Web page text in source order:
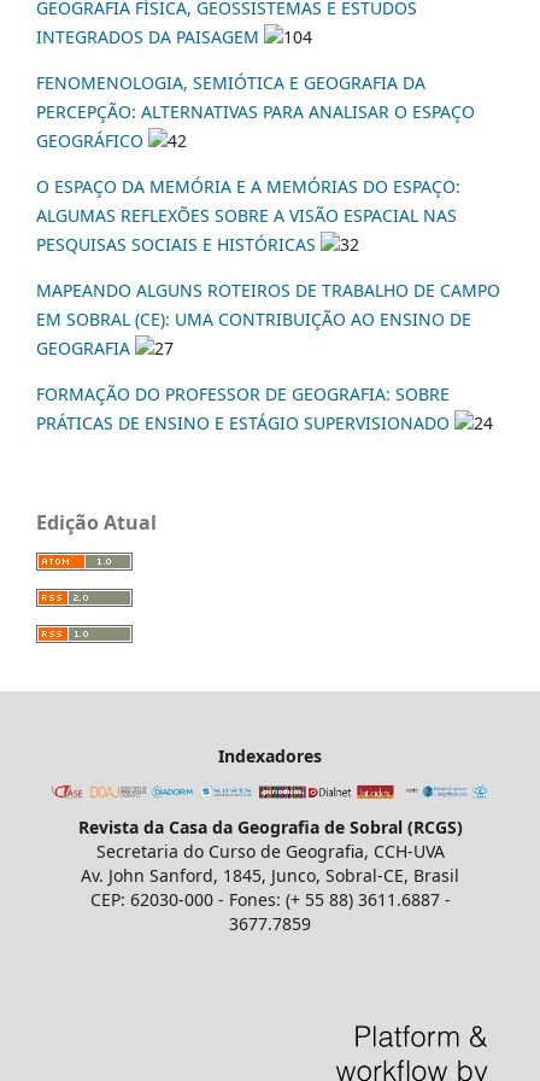
GEOGRAFIA FÍSICA, GEOSSISTEMAS E ESTUDOS
INTEGRADOS DA PAISAGEM
104
FENOMENOLOGIA, SEMIÓTICA E GEOGRAFIA DA
PERCEPÇÃO: ALTERNATIVAS PARA ANALISAR O ESPAÇO
GEOGRÁFICO
42
O ESPAÇO DA MEMÓRIA E A MEMÓRIAS DO ESPAÇO:
ALGUMAS REFLEXÕES SOBRE A VISÃO ESPACIAL NAS
PESQUISAS SOCIAIS E HISTÓRICAS
32
MAPEANDO ALGUNS ROTEIROS DE TRABALHO DE CAMPO
EM SOBRAL (CE): UMA CONTRIBUIÇÃO AO ENSINO DE
GEOGRAFIA
27
FORMAÇÃO DO PROFESSOR DE GEOGRAFIA: SOBRE
PRÁTICAS DE ENSINO E ESTÁGIO SUPERVISIONADO
24
Edição Atual
Indexadores
Revista da Casa da Geografia de Sobral (RCGS)
Secretaria do Curso de Geografia, CCH-UVA
Av. John Sanford, 1845, Junco, Sobral-CE, Brasil
CEP: 62030-000 - Fones: (+ 55 88) 3611.6887 -
3677.7859